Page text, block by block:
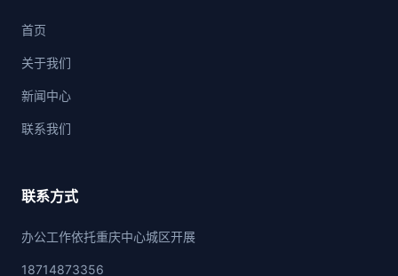
首页
关于我们
新闻中心
联系我们
联系方式
办公工作依托重庆中心城区开展
18714873356